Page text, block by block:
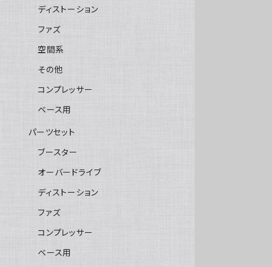
ディストーション
ファズ
空間系
その他
コンプレッサー
ベース用
パーツセット
ブースター
オーバードライブ
ディストーション
ファズ
コンプレッサー
ベース用